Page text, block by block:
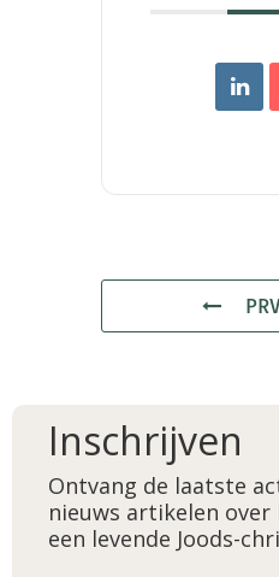
Inschrijven
Ontvang de laatste
nieuws artikelen over
een levende Joods-